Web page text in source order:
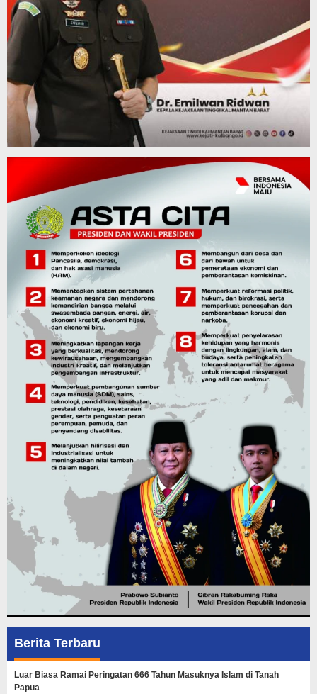
Berita Terbaru
Luar Biasa Ramai Peringatan 666 Tahun Masuknya Islam di Tanah
Papua